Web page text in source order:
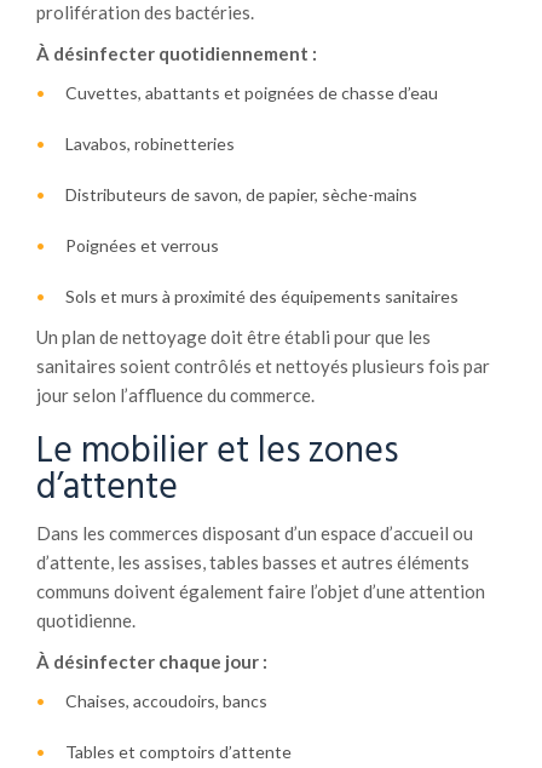
prolifération des bactéries.
À désinfecter quotidiennement :
Cuvettes, abattants et poignées de chasse d’eau
Lavabos, robinetteries
Distributeurs de savon, de papier, sèche-mains
Poignées et verrous
Sols et murs à proximité des équipements sanitaires
Un plan de nettoyage doit être établi pour que les
sanitaires soient contrôlés et nettoyés plusieurs fois par
jour selon l’affluence du commerce.
Le mobilier et les zones
d’attente
Dans les commerces disposant d’un espace d’accueil ou
d’attente, les assises, tables basses et autres éléments
communs doivent également faire l’objet d’une attention
quotidienne.
À désinfecter chaque jour :
Chaises, accoudoirs, bancs
Tables et comptoirs d’attente